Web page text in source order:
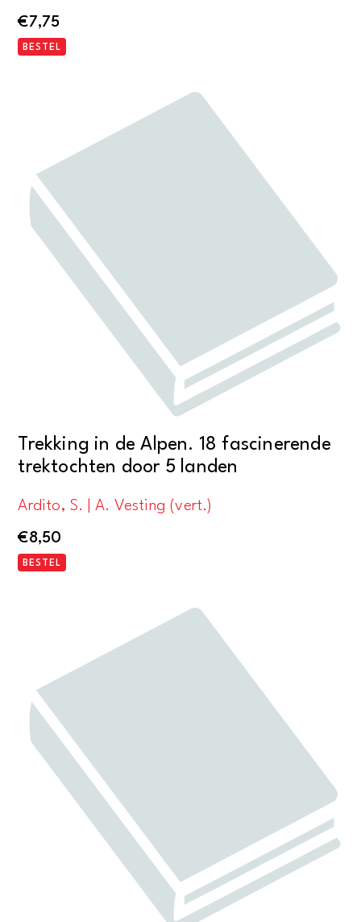
€7,75
BESTEL
Trekking in de Alpen. 18 fascinerende
trektochten door 5 landen
Ardito, S. | A. Vesting (vert.)
€8,50
BESTEL